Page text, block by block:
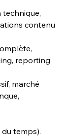
contenu
reporting
marché
temps).